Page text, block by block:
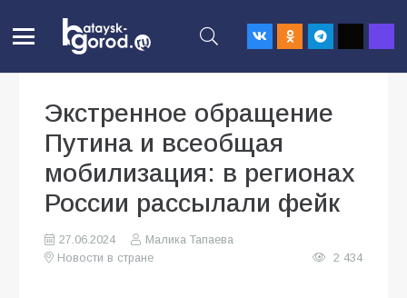
Экстренное обращение
Путина и всеобщая
мобилизация: в регионах
России рассылали фейк
27.06.2024
Малика Тапаева
Новости в стране
2 434